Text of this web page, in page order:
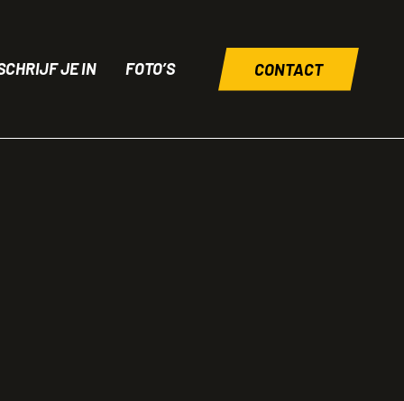
JE IN FOTO’S CONTACT